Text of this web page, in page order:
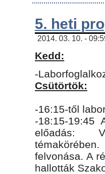
5. heti
2014. 03. 10. -
Kedd:
-
Csütörtök:
-16:15-től
-18:15-19:45
előadás:
felvonása. A
hallották